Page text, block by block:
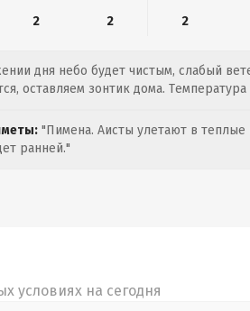
2 2 2
дня небо будет чистым, слабый
оставляем зонтик дома. Температура
"Пимена. Аисты улетают в теплые
ранней."
условиях на сегодня